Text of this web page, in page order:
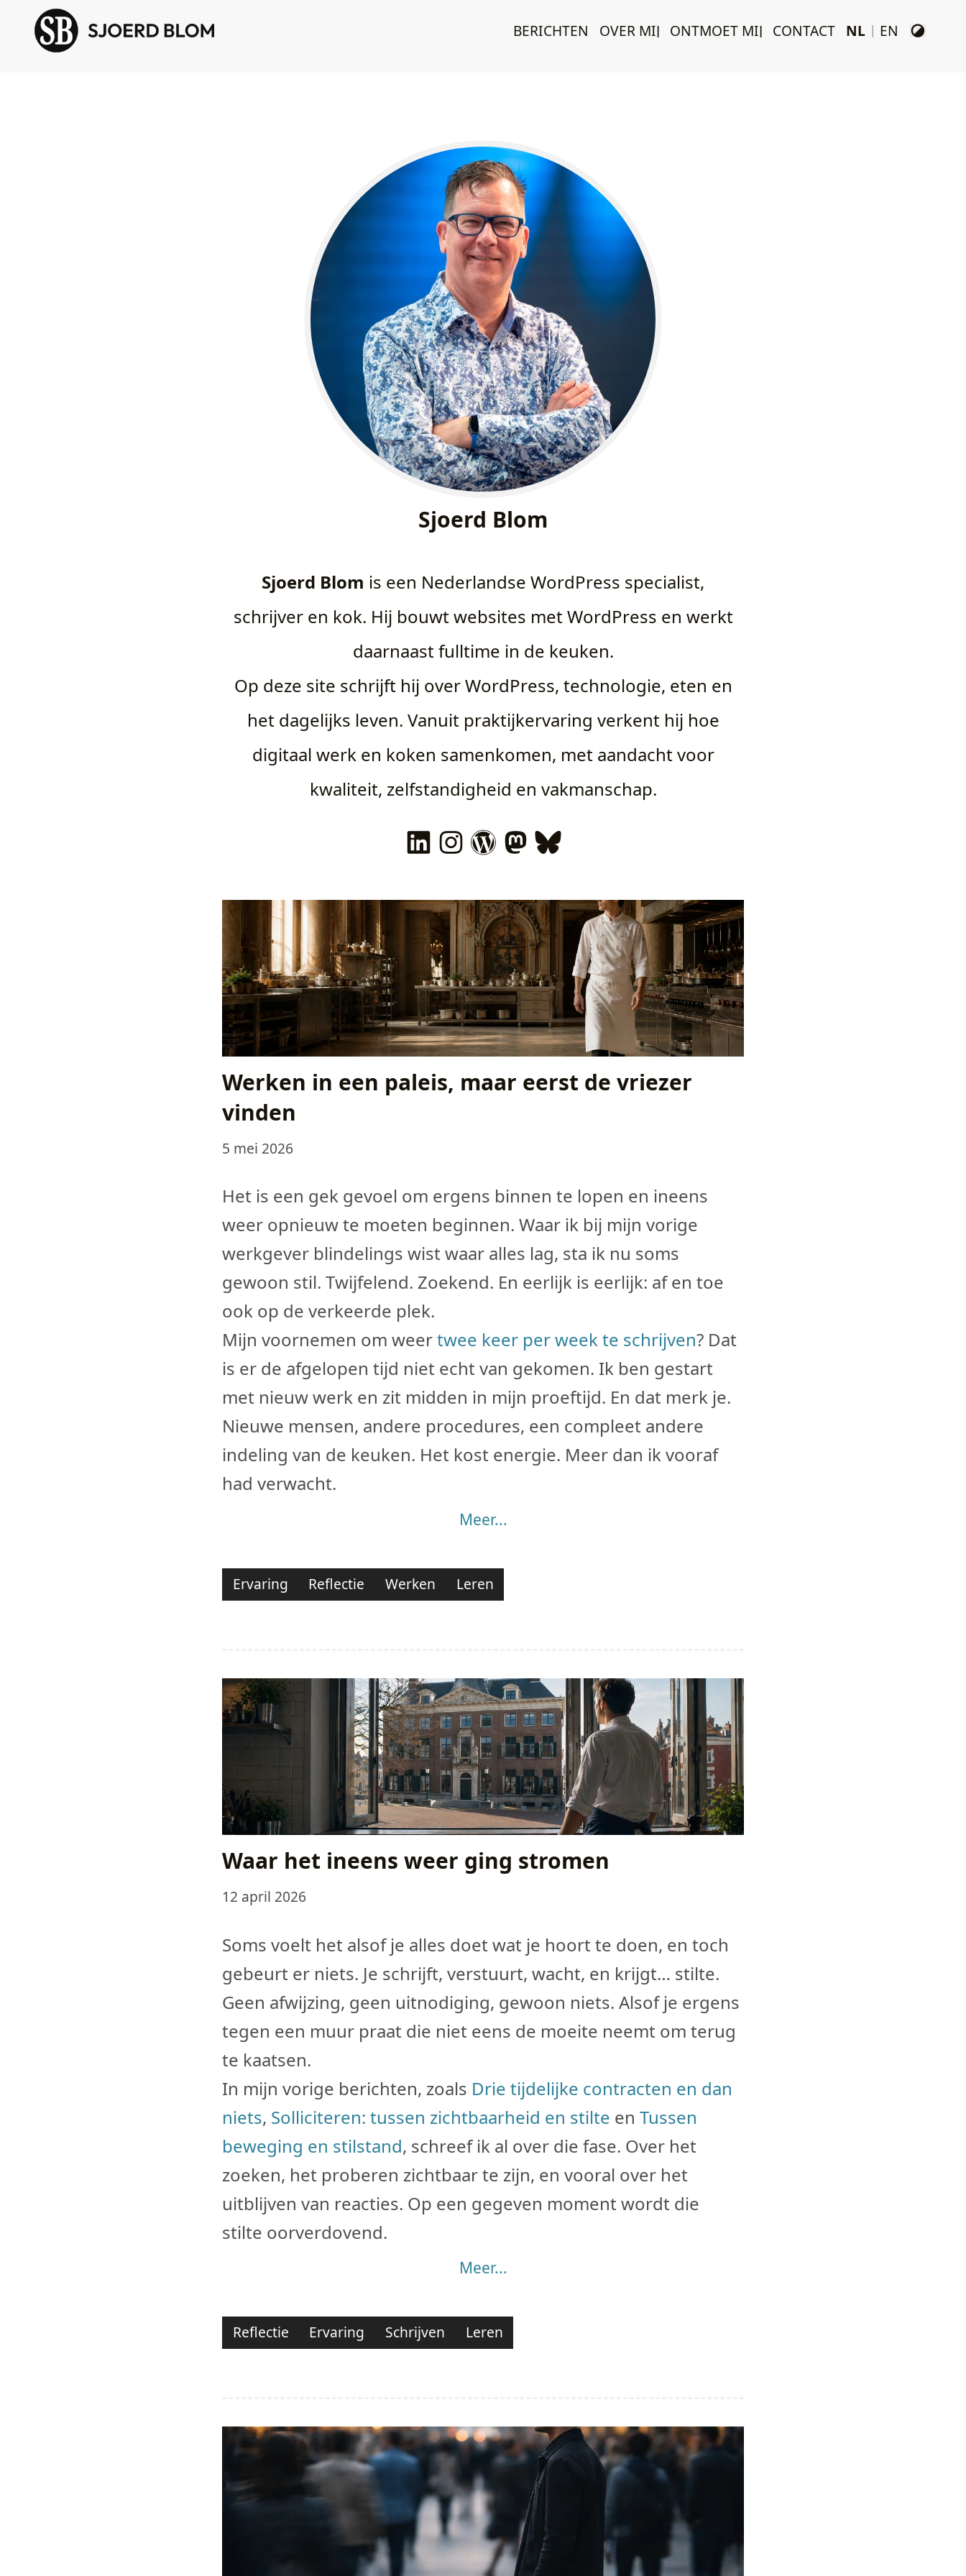
BERICHTEN OVER MIJ ONTMOET MIJ CONTACT NL EN
Sjoerd Blom
Sjoerd Blom is een Nederlandse WordPress specialist,
schrijver en kok. Hij bouwt websites met WordPress en werkt
daarnaast fulltime in de keuken.
Op deze site schrijft hij over WordPress, technologie, eten en
het dagelijks leven. Vanuit praktijkervaring verkent hij hoe
digitaal werk en koken samenkomen, met aandacht voor
kwaliteit, zelfstandigheid en vakmanschap.
Werken in een paleis, maar eerst de vriezer
vinden
5 mei 2026
Het is een gek gevoel om ergens binnen te lopen en ineens
weer opnieuw te moeten beginnen. Waar ik bij mijn vorige
werkgever blindelings wist waar alles lag, sta ik nu soms
gewoon stil. Twijfelend. Zoekend. En eerlijk is eerlijk: af en toe
ook op de verkeerde plek.
Mijn voornemen om weertwee keer per week te schrijven? Dat
is er de afgelopen tijd niet echt van gekomen. Ik ben gestart
met nieuw werk en zit midden in mijn proeftijd. En dat merk je.
Nieuwe mensen, andere procedures, een compleet andere
indeling van de keuken. Het kost energie. Meer dan ik vooraf
had verwacht.
Meer...
Ervaring Reflectie Werken Leren
Waar het ineens weer ging stromen
12 april 2026
Soms voelt het alsof je alles doet wat je hoort te doen, en toch
gebeurt er niets. Je schrijft, verstuurt, wacht, en krijgt… stilte.
Geen afwijzing, geen uitnodiging, gewoon niets. Alsof je ergens
tegen een muur praat die niet eens de moeite neemt om terug
te kaatsen.
In mijn vorige berichten, zoals Drie tijdelijke contracten en dan
niets, Solliciteren: tussen zichtbaarheid en stilte enTussen
beweging en stilstand, schreef ik al over die fase. Over het
zoeken, het proberen zichtbaar te zijn, en vooral over het
uitblijven van reacties. Op een gegeven moment wordt die
stilte oorverdovend.
Meer...
Reflectie Ervaring Schrijven Leren